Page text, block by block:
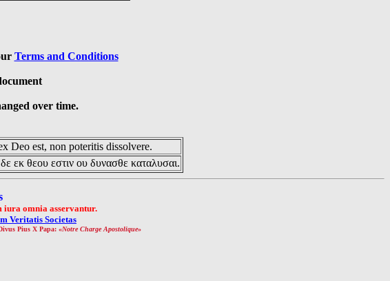
Terms and Conditions
over time.
Deo est, non poteritis dissolvere.
εκ θεου εστιν ου δυνασθε καταλυσαι.
iura omnia asservantur.
Veritatis Societas
Pius X Papa: «Notre Charge Apostolique»